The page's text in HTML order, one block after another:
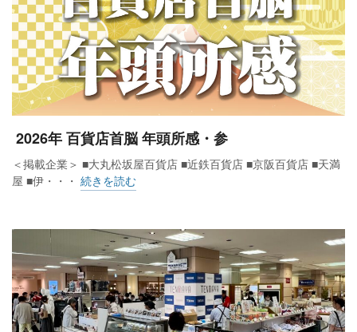
2026年 百貨店首脳 年頭所感・参
＜掲載企業＞ ■大丸松坂屋百貨店 ■近鉄百貨店 ■京阪百貨店 ■天満
屋 ■伊・・・ 続きを読む